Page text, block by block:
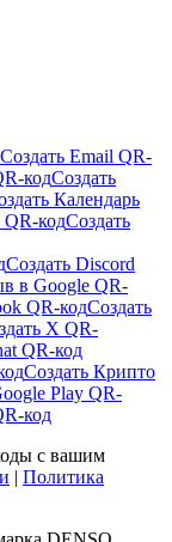
Создать Email QR-
кодСоздать
Календарь
QR-кодСоздать
Создать Discord
в Google QR-
QR-кодСоздать
X QR-
QR-код
Создать Крипто
Play QR-
код
с вашим
| Политика